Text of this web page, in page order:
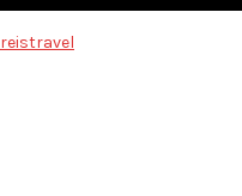
reistravel